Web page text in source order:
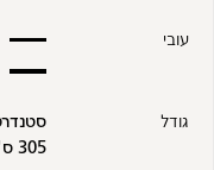
עובי
גודל
305 ס"מ